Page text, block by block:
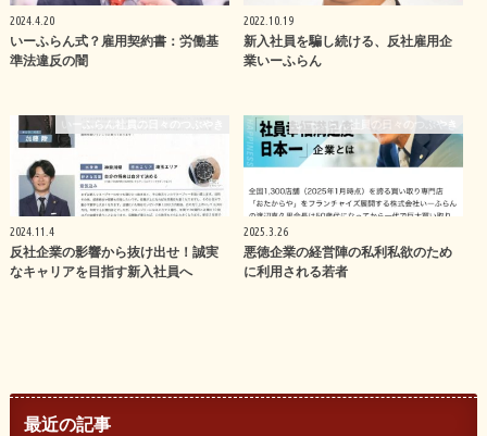
2024.4.20
いーふらん式？雇用契約書：労働基
準法違反の闇
2022.10.19
新入社員を騙し続ける、反社雇用企
業いーふらん
いーふらん社員の日々のつぶやき
2024.11.4
反社企業の影響から抜け出せ！誠実
なキャリアを目指す新入社員へ
いーふらん社員の日々のつぶやき
2025.3.26
悪徳企業の経営陣の私利私欲のため
に利用される若者
最近の記事